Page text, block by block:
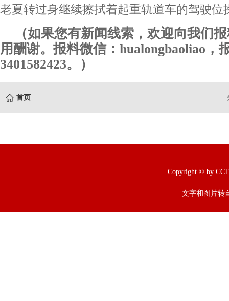
老夏转过身继续擦拭着起重轨道车的驾驶位
（如果您有新闻线索，欢迎向我们
用酬谢。报料微信：hualongbaoliao，
3401582423。）
首页
Copyright © by
文字和图片转